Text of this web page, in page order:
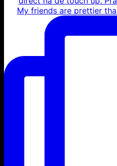
My friends are prettier